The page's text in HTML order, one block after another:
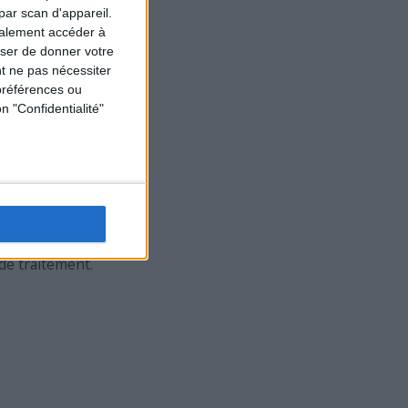
scan d'appareil.
accéder à
de donner votre
ne pas nécessiter
ou
"Confidentialité"
traitement.